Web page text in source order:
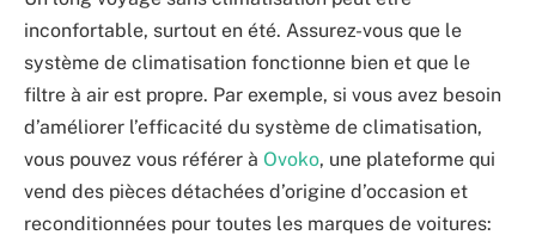
inconfortable, surtout en été. Assurez-vous que le
système de climatisation fonctionne bien et que le
filtre à air est propre. Par exemple, si vous avez besoin
d’améliorer l’efficacité du système de climatisation,
vous pouvez vous référer à Ovoko, une plateforme qui
vend des pièces détachées d’origine d’occasion et
reconditionnées pour toutes les marques de voitures: